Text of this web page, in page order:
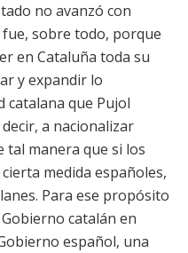
no avanzó con
sobre todo, porque
en Cataluña toda su
y expandir lo
catalana que Pujol
a nacionalizar
tal manera que si los
medida españoles,
Para ese propósito
catalán en
español, una